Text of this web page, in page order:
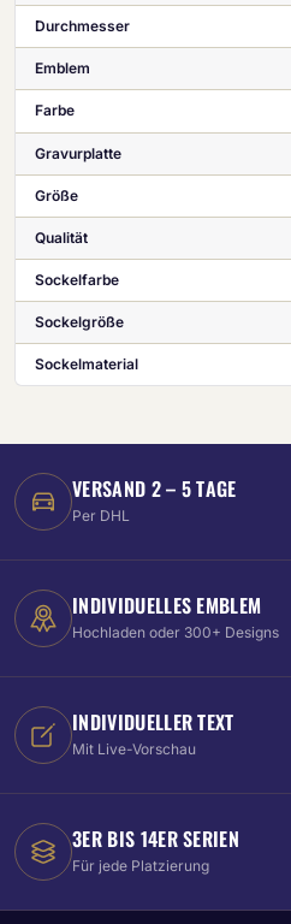
Durchmesser
Emblem
Farbe
Gravurplatte
Größe
Qualität
Sockelfarbe
Sockelgröße
Sockelmaterial
VERSAND 2 – 5 TAGE
Per DHL
INDIVIDUELLES EMBLEM
Hochladen oder 300+ Designs
INDIVIDUELLER TEXT
Mit Live-Vorschau
3ER BIS 14ER SERIEN
Für jede Platzierung